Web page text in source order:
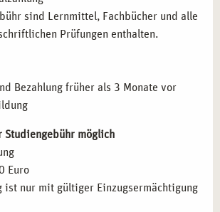
Sicherheit gewinnen.
Grundlagen und
und Praxistransfer:Lernen
Situationen, systemische
DIE AUSBILDUNG ZUR
THERAPIE IN BERLIN EIGNET
richtet sich an Menschen, die mit
sind Lernmittel, Fachbücher und alle
Prüfungen enthalten.
Bezahlung früher als 3 Monate vor
Studiengebühr möglich
Euro
ist nur mit gültiger Einzugsermächtigung